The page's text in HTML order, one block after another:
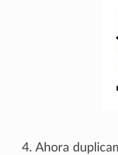
Ahora